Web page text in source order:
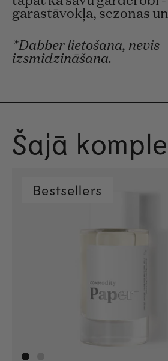
garastāvokļa, sezonas
*Dabber lietošana, nevis
izsmidzināšana.
Šajā
Bestsellers